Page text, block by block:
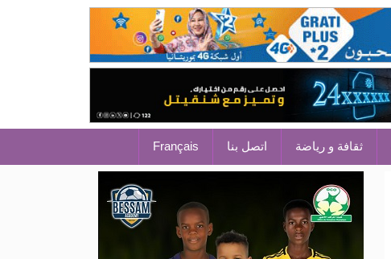
ثقافة و رياضة اتصل بنا Français